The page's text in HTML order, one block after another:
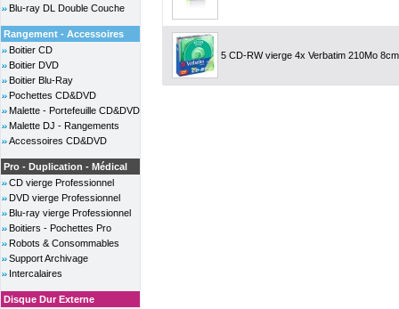
Blu-ray DL Double Couche
Rangement - Accessoires
Boitier CD
Boitier DVD
Boitier Blu-Ray
Pochettes CD&DVD
Malette - Portefeuille CD&DVD
Malette DJ - Rangements
Accessoires CD&DVD
Pro - Duplication - Médical
CD vierge Professionnel
DVD vierge Professionnel
Blu-ray vierge Professionnel
Boitiers - Pochettes Pro
Robots & Consommables
Support Archivage
Intercalaires
Disque Dur Externe
5 CD-RW vierge 4x Verbatim 210Mo